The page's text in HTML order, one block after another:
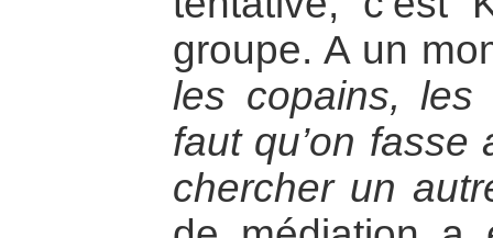
groupe. A un
les copains,
faut qu’on
chercher un